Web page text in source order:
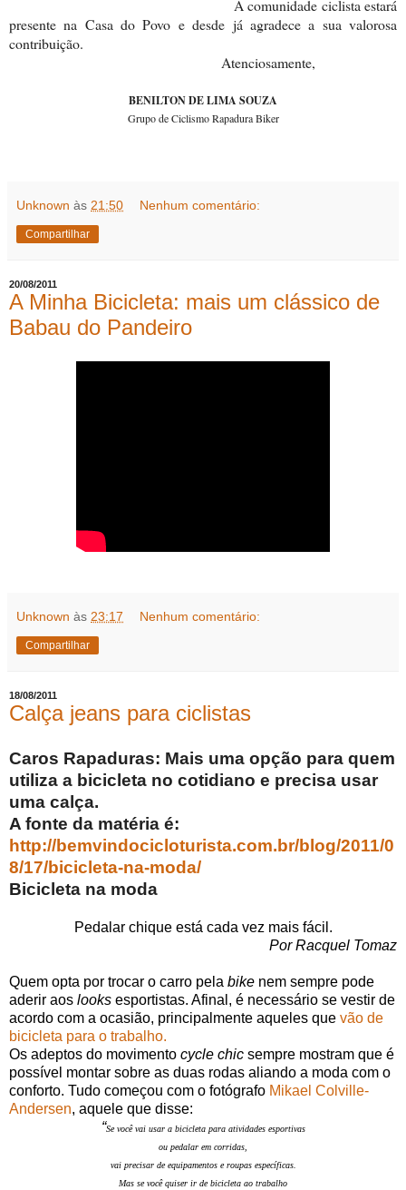
A comunidade ciclista estará
presente na Casa do Povo e desde já agradece a sua valorosa
contribuição.
Atenciosamente,
BENILTON DE LIMA SOUZA
Grupo de Ciclismo Rapadura Biker
Unknown às 21:50 Nenhum comentário:
Compartilhar
20/08/2011
A Minha Bicicleta: mais um clássico de
Babau do Pandeiro
Unknown às 23:17 Nenhum comentário:
Compartilhar
18/08/2011
Calça jeans para ciclistas
Caros Rapaduras: Mais uma opção para quem
utiliza a bicicleta no cotidiano e precisa usar
uma calça.
A fonte da matéria é:
http://bemvindocicloturista.com.br/blog/2011/0
8/17/bicicleta-na-moda/
Bicicleta na moda
Pedalar chique está cada vez mais fácil.
Por Racquel Tomaz
Quem opta por trocar o carro pela bike nem sempre pode
aderir aos looks esportistas. Afinal, é necessário se vestir de
acordo com a ocasião, principalmente aqueles que vão de
bicicleta para o trabalho.
Os adeptos do movimento cycle chic sempre mostram que é
possível montar sobre as duas rodas aliando a moda com o
conforto. Tudo começou com o fotógrafo Mikael Colville-
Andersen, aquele que disse:
“Se você vai usar a bicicleta para atividades esportivas
ou pedalar em corridas,
vai precisar de equipamentos e roupas específicas.
Mas se você quiser ir de bicicleta ao trabalho